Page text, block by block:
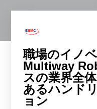
CN EN
DE
職場のイノ
Multiway
スの業界全
あるハンド
ョン